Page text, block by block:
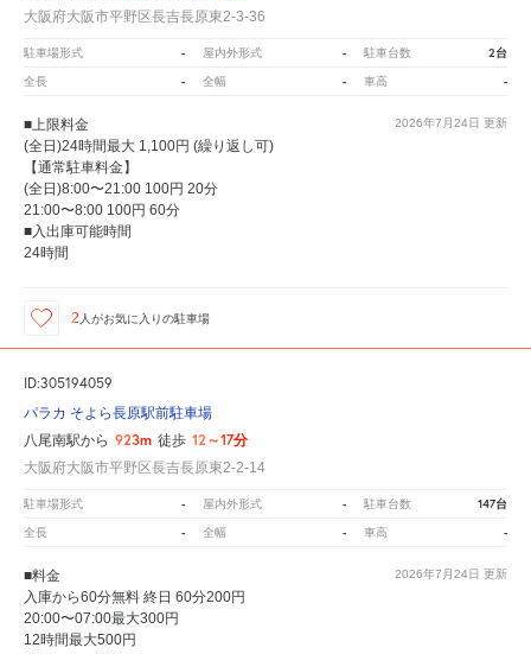
大阪府大阪市平野区長吉長原東2-3-36
駐車場形式 - 屋内外形式 - 駐車台数 2台
全長 - 全幅 - 車高 -
2026年7月24日 更新
■上限料金
(全日)24時間最大 1,100円 (繰り返し可)
【通常駐車料金】
(全日)8:00〜21:00 100円 20分
21:00〜8:00 100円 60分
■入出庫可能時間
24時間
2 人がお気に入りの駐車場
ID:305194059
パラカ そよら長原駅前駐車場
八尾南駅から 923m 徒歩 12～17分
大阪府大阪市平野区長吉長原東2-2-14
駐車場形式 - 屋内外形式 - 駐車台数 147台
全長 - 全幅 - 車高 -
2026年7月24日 更新
■料金
入庫から60分無料 終日 60分200円
20:00〜07:00最大300円
12時間最大500円